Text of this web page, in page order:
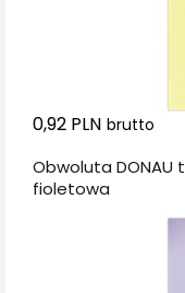
0,92 PLN brutto
Obwoluta DONAU
fioletowa